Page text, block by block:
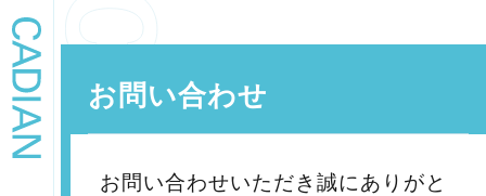
お問い合わせ
お問い合わせいただき誠にありがと